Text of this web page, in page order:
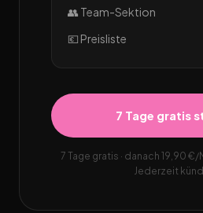
👥 Team-Sektion
💶 Preisliste
7 Tage gratis
7 Tage gratis · danach 19,90 €/
Jederzeit